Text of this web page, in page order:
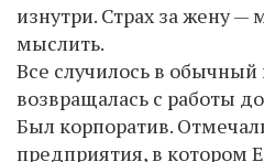
изнутри. Страх за жену —
мыслить.
Все случилось в обычный
возвращалась с работы
Был корпоратив.
предприятия, в котором